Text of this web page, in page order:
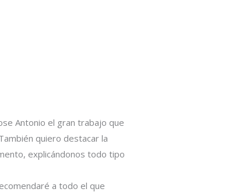
Antonio el gran trabajo que
quiero destacar la
explicándonos todo tipo
a todo el que